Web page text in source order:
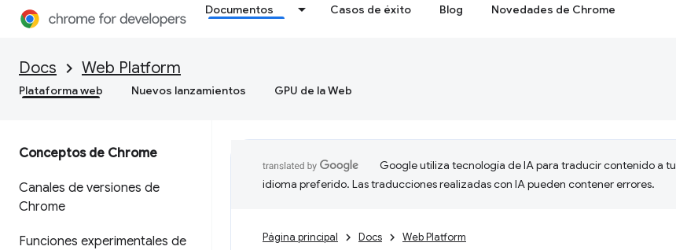
Documentos Casos de éxito Blog Novedades de Chrome
Docs Web Platform
Plataforma web Nuevos lanzamientos GPU de la Web
Conceptos de Chrome
Canales de versiones de
Chrome
Funciones experimentales de
Google utiliza tecnología de IA para traducir contenido a tu
idioma preferido. Las traducciones realizadas con IA pueden contener errores.
Página principal Docs Web Platform